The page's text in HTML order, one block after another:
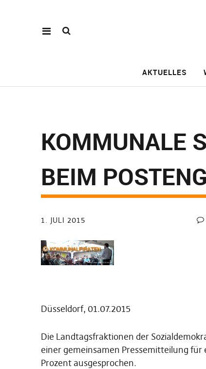
AKTUELLES
KOMMUNALE
BEIM
1. JULI 2015
Düsseldorf, 01.07.2015
Die Landtagsfraktionen der
einer gemeinsamen Pressemitteilung
Prozent ausgesprochen.